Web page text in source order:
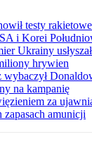
testy
i Korei
Ukrainy
hrywien
wybaczył
na kampanię
za
zapasach amunicji